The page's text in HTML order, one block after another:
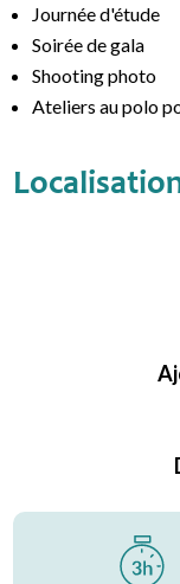
Journée d'étude
Soirée de gala
Shooting photo
Ateliers au polo